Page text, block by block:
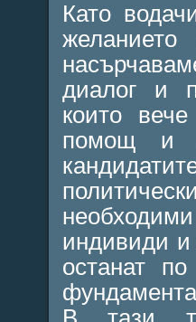
Като
диалог и
които
помощ и
необходими
индивиди и
останат